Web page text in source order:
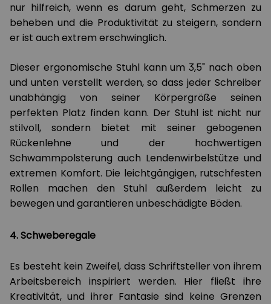
nur hilfreich, wenn es darum geht, Schmerzen zu
beheben und die Produktivität zu steigern, sondern
er ist auch extrem erschwinglich.
Dieser ergonomische Stuhl kann um 3,5" nach oben
und unten verstellt werden, so dass jeder Schreiber
unabhängig von seiner Körpergröße seinen
perfekten Platz finden kann. Der Stuhl ist nicht nur
stilvoll, sondern bietet mit seiner gebogenen
Rückenlehne und der hochwertigen
Schwammpolsterung auch Lendenwirbelstütze und
extremen Komfort. Die leichtgängigen, rutschfesten
Rollen machen den Stuhl außerdem leicht zu
bewegen und garantieren unbeschädigte Böden.
4. Schweberegale
Es besteht kein Zweifel, dass Schriftsteller von ihrem
Arbeitsbereich inspiriert werden. Hier fließt ihre
Kreativität, und ihrer Fantasie sind keine Grenzen